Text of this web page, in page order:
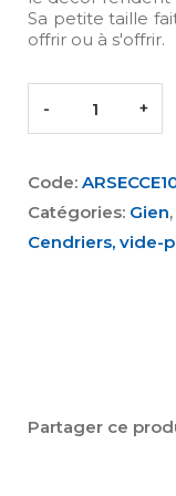
Sa petite taille
offrir ou à s'offrir.
- +
Code:
Catégories: Gien,
Cendriers, vide-
Partager ce